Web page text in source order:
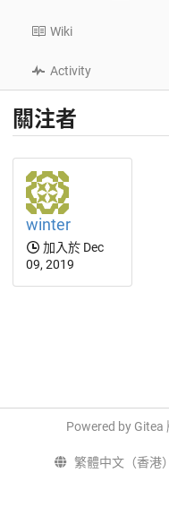
Wiki
Activity
關注者
winter
加入於 Dec
09, 2019
Powered by Gitea
繁體中文（香港）